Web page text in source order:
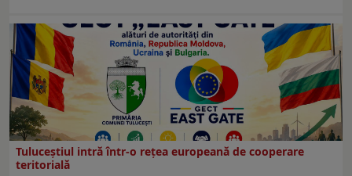
Tuluceștiul intră într-o rețea europeană de cooperare
teritorială